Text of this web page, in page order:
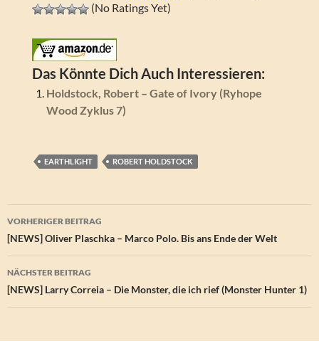
(No Ratings Yet)
Das Könnte Dich Auch Interessieren:
Holdstock, Robert – Gate of Ivory (Ryhope
Wood Zyklus 7)
EARTHLIGHT ROBERT HOLDSTOCK
Beitragsnavigation
VORHERIGER BEITRAG
[NEWS] Oliver Plaschka – Marco Polo. Bis ans Ende der Welt
NÄCHSTER BEITRAG
[NEWS] Larry Correia – Die Monster, die ich rief (Monster Hunter 1)